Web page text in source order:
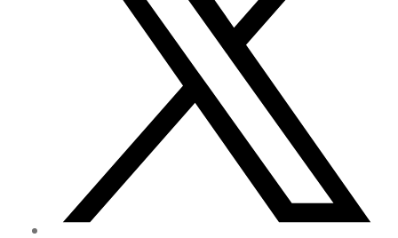
15552